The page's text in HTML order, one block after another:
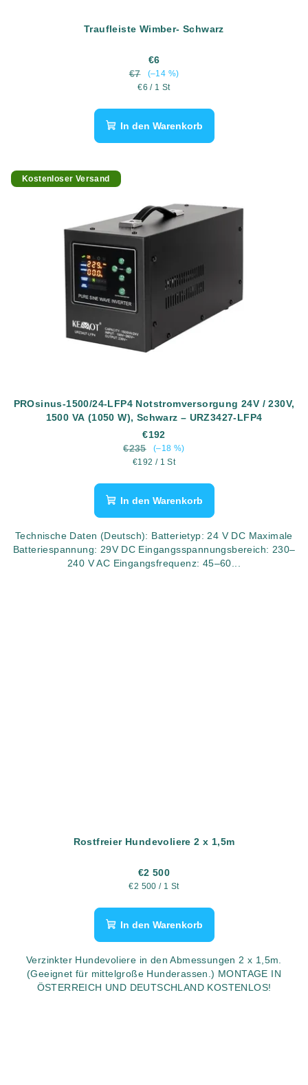
Traufleiste Wimber- Schwarz
€6
€7
(–14 %)
Verkaufspreis:
€6 / 1 St
In den Warenkorb
Kostenloser Versand
PROsinus-1500/24-LFP4 Notstromversorgung 24V / 230V,
1500 VA (1050 W), Schwarz – URZ3427-LFP4
€192
€235
(–18 %)
Verkaufspreis:
€192 / 1 St
In den Warenkorb
Technische Daten (Deutsch): Batterietyp: 24 V DC Maximale
Batteriespannung: 29V DC Eingangsspannungsbereich: 230–
240 V AC Eingangsfrequenz: 45–60...
Rostfreier Hundevoliere 2 x 1,5m
€2 500
Verkaufspreis:
€2 500 / 1 St
In den Warenkorb
Verzinkter Hundevoliere in den Abmessungen 2 x 1,5m.
(Geeignet für mittelgroße Hunderassen.) MONTAGE IN
ÖSTERREICH UND DEUTSCHLAND KOSTENLOS!